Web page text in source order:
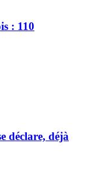
: 110
déclare, déjà